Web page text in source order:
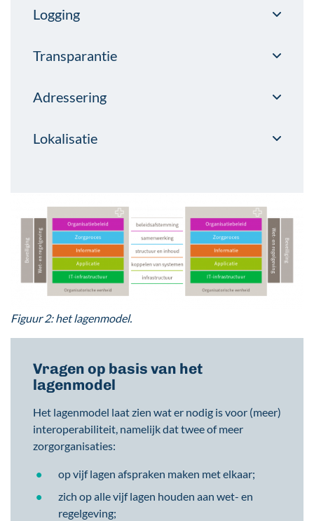
Logging
Transparantie
Adressering
Lokalisatie
Figuur 2: het lagenmodel.
Vragen op basis van het
lagenmodel
Het lagenmodel laat zien wat er nodig is voor (meer)
interoperabiliteit, namelijk dat twee of meer
zorgorganisaties:
op vijf lagen afspraken maken met elkaar;
zich op alle vijf lagen houden aan wet- en
regelgeving;